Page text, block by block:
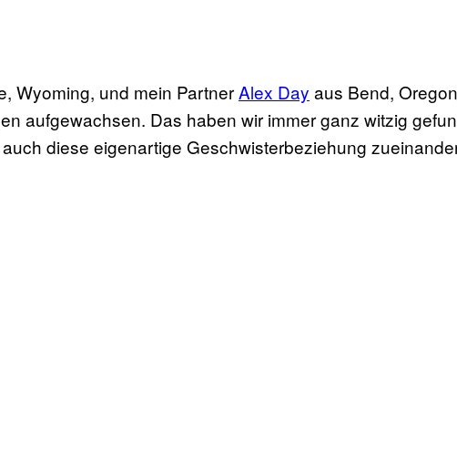
Wyoming, und mein PartnerAlex Day aus Bend,
aufgewachsen. Das haben wir immer ganz witzig
diese eigenartige Geschwisterbeziehung